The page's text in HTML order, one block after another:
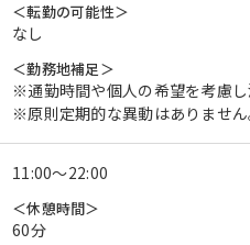
＜転勤の可能性＞
なし
＜勤務地補足＞
※通勤時間や個人の希望を考慮し
※原則定期的な異動はありません
11:00〜22:00
＜休憩時間＞
60分